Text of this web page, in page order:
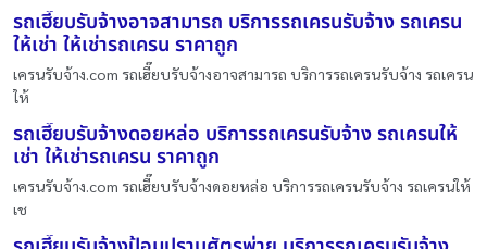
รถเฮี๊ยบรับจ้างอาจสามารถ บริการรถเครนรับจ้าง รถเครน
ให้เช่า ให้เช่ารถเครน ราคาถูก
เครนรับจ้าง.com รถเฮี๊ยบรับจ้างอาจสามารถ บริการรถเครนรับจ้าง รถเครน
ให้
รถเฮี๊ยบรับจ้างดอยหล่อ บริการรถเครนรับจ้าง รถเครนให้
เช่า ให้เช่ารถเครน ราคาถูก
เครนรับจ้าง.com รถเฮี๊ยบรับจ้างดอยหล่อ บริการรถเครนรับจ้าง รถเครนให้
เช